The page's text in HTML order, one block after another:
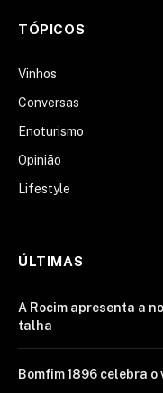
TÓPICOS
Vinhos
Conversas
Enoturismo
Opinião
Lifestyle
ÚLTIMAS
A Rocim apresenta a
talha
Bomfim 1896 celebra